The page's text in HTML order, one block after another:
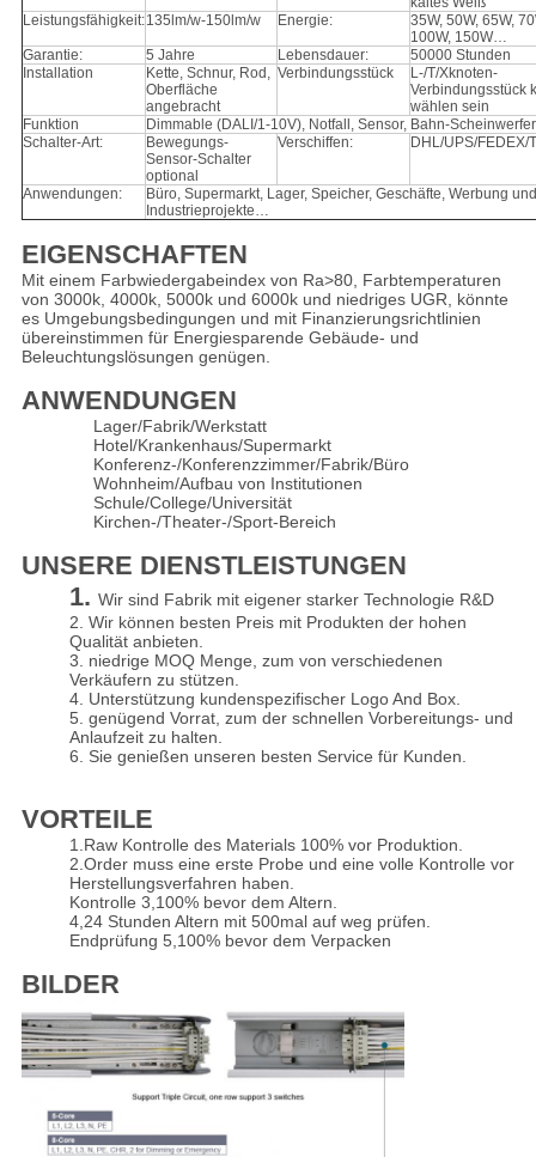
Leistungsfähigkeit:135lm/w-150lm/w Energie:
35W, 50W, 65W,
100W, 150W…
Garantie:
5 Jahre Lebensdauer:
50000 Stunden
Installation
Kette, Schnur, Rod,
Oberfläche
angebracht
Verbindungsstück
L-/T/Xknoten-
Verbindungsstück
wählen sein
Funktion
Dimmable (DALI/1-10V), Notfall, Sensor, Bahn-
Schalter-Art:
Bewegungs-
Sensor-Schalter
optional
Verschiffen: DHL/UPS/
Anwendungen:
Büro, Supermarkt, Lager, Speicher, Geschäfte, Werbung und
Industrieprojekte…
EIGENSCHAFTEN
Mit einem Farbwiedergabeindex von Ra>80, Farbtemperaturen
von 3000k, 4000k, 5000k und 6000k und niedriges UGR, könnte
es Umgebungsbedingungen und mit Finanzierungsrichtlinien
übereinstimmen für Energiesparende Gebäude- und
Beleuchtungslösungen genügen.
ANWENDUNGEN
Lager/Fabrik/Werkstatt
Hotel/Krankenhaus/Supermarkt
Konferenz-/Konferenzzimmer/Fabrik/Büro
Wohnheim/Aufbau von Institutionen
Schule/College/Universität
Kirchen-/Theater-/Sport-Bereich
UNSERE DIENSTLEISTUNGEN
1. Wir sind Fabrik mit eigener starker Technologie R&D
2. Wir können besten Preis mit Produkten der hohen
Qualität anbieten.
3. niedrige MOQ Menge, zum von verschiedenen
Verkäufern zu stützen.
4. Unterstützung kundenspezifischer Logo And Box.
5. genügend Vorrat, zum der schnellen Vorbereitungs- und
Anlaufzeit zu halten.
6. Sie genießen unseren besten Service für Kunden.
VORTEILE
1.Raw Kontrolle des Materials 100% vor Produktion.
2.Order muss eine erste Probe und eine volle Kontrolle vor
Herstellungsverfahren haben.
Kontrolle 3,100% bevor dem Altern.
4,24 Stunden Altern mit 500mal auf weg prüfen.
Endprüfung 5,100% bevor dem Verpacken
BILDER